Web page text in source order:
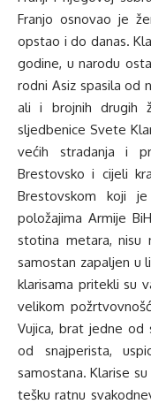
Franjo osnovao je
opstao i do danas.
godine, u narodu
rodni Asiz spasila od
ali i brojnih drugih
sljedbenice Svete
većih stradanja i
Brestovsko i cijeli
Brestovskom koji
položajima Armije
stotina metara,
samostan zapaljen u
klarisama pritekli su
velikom
Vujica, brat jedne od
od snajperista,
samostana. Klarise
tešku ratnu